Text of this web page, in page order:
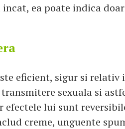
ea poate indica
eficient, sigur si
sexuala si
efectele lui sunt
creme, unguente